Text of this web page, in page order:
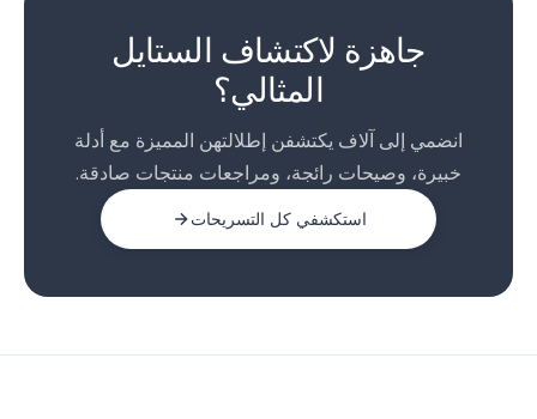
جاهزة لاكتشاف الستايل
المثالي؟
انضمي إلى آلاف يكتشفن إطلالتهن المميزة مع أدلة
خبيرة، وصيحات رائجة، ومراجعات منتجات صادقة.
استكشفي كل التسريحات